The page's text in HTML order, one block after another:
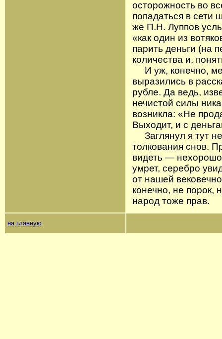
осторожность во
попадаться в сети
же П.Н. Луппов
«как один из
парить деньги (на
количества и,
И уж, конечно,
выразились в
рубле. Да ведь,
нечистой силы
возникла: «Не
Выходит, и с
Заглянул я тут
толкования снов.
видеть —
умрет, серебро
от нашей
конечно, не порок,
народ тоже прав.
на главную